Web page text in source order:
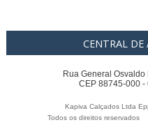
CENTRAL
Rua General
CEP 88745-000 -
Kapiva Calçados Ltda
Todos os direitos reservados